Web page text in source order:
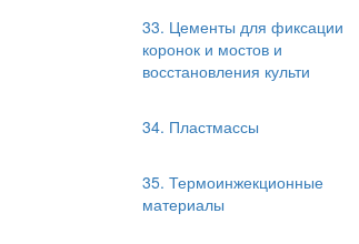
33. Цементы для фиксации
коронок и мостов и
восстановления культи
34. Пластмассы
35. Термоинжекционные
материалы